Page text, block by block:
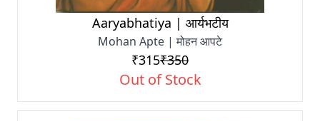
Aaryabhatiya | आर्यभटीय
Mohan Apte | मोहन आपटे
₹315₹350
Out of Stock